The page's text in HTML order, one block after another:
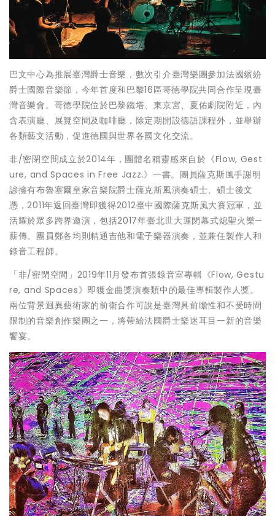
巴文中心為推展臺灣爵士音樂，數次引介臺灣樂團參加法國繽紛
爵士國際音樂節，今年首度和巴黎16區哥德學院共同合作呈現臺
灣音樂會。哥德學院位於巴黎鐵塔、東京宮、夏佑劇院附近，內
含表演廳、展覽空間及咖啡廳，除定期開設德語課程外，並舉辦
各類藝文活動，促進德國與世界各國文化交流。
非/密閉空間成立於2014年，團體名稱靈感來自於《Flow, Gest
ure, and Spaces in Free Jazz.》一書。團員薩克斯風手謝明
諺擁有布魯塞爾皇家音樂院爵士薩克斯風演奏碩士、碩士後文
憑，2011年返回臺灣即獲得2012臺中國際薩克斯風大賽冠軍，並
活耀於眾多跨界邀演，包括2017年臺北世大運閉幕式熄聖火樂—
薪傳。團員鄭各均則精通吉他和電子樂器演奏，並兼任製作人和
錄音工程師。
「非/密閉空間」2019年11月發布首張錄音室專輯《Flow, Gestu
re, and Spaces》即獲金曲獎演奏類中的最佳專輯製作人獎。
兩位背景迥異藝術家的前衛合作可說是臺灣具前瞻性和不受時間
限制的音樂創作樂團之一，將帶給法國爵士樂迷耳目一新的音樂
饗宴。